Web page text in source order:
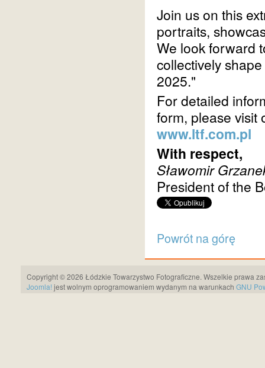
Join us on this
portraits,
We look forward
collectively
2025."
For detailed
form, please visit
www.ltf.com.pl
With respect,
Sławomir
President of the
Powrót na górę
Copyright © 2026 Łódzkie Towarzystwo Fotograficzne. Wszelkie prawa
Joomla! jest wolnym oprogramowaniem wydanym na warunkach GNU